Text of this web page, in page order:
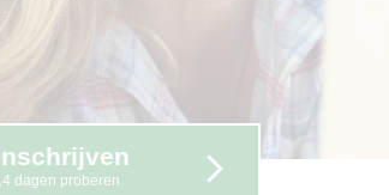
dagen proberen